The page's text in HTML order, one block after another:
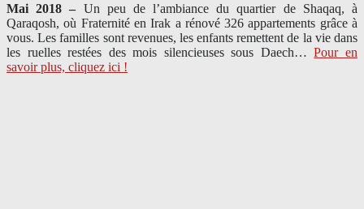
Mai 2018 – Un peu de l’ambiance du quartier de Shaqaq, à
Qaraqosh, où Fraternité en Irak a rénové 326 appartements grâce à
vous. Les familles sont revenues, les enfants remettent de la vie dans
les ruelles restées des mois silencieuses sous Daech… Pour en
savoir plus, cliquez ici !